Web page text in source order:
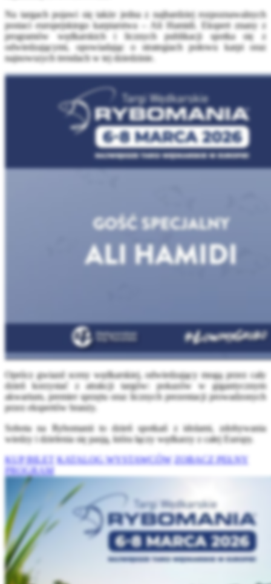
Na targach pojawi się także jedna z najbardziej rozpoznawalnych
postaci europejskiego karpiarstwa – Ali Hamidi. Ekspert znany z
programów wędkarskich i licznych publikacji spotka się z
odwiedzającymi, opowiadając o strategiach połowu karpi oraz
najnowszych trendach w tej dziedzinie.
Oprócz gwiazd sceny wędkarskiej, odwiedzający mogą przez cały
dzień korzystać z atrakcji targów: pokazów w gigantycznym
akwarium, premier sprzętu oraz licznych prezentacji prowadzonych
przez ekspertów branży.
Sobota na Rybomanii to dzień spotkań z idolami, zdobywania
wiedzy i dzielenia się pasją, która łączy wędkarzy z całej Europy.
KUP BILET
KATALOG WYSTAWCÓW ZOBACZ PEŁNY
PROGRAM